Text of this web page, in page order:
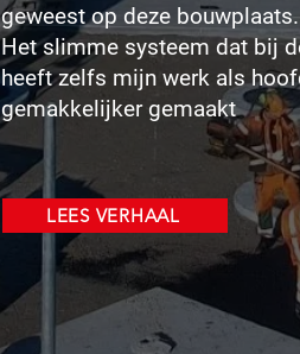
geweest op deze bouwplaats.
Het slimme systeem dat bij
heeft zelfs mijn werk als
gemakkelijker gemaakt
LEES VERHAAL